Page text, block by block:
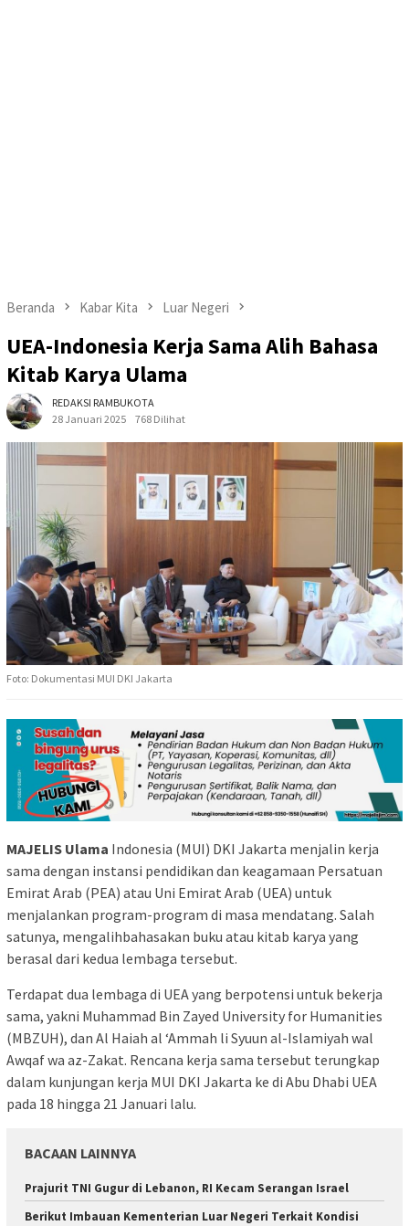
Beranda Kabar Kita Luar Negeri
UEA-Indonesia Kerja Sama Alih Bahasa
Kitab Karya Ulama
REDAKSI RAMBUKOTA
28 Januari 2025
768 Dilihat
Foto: Dokumentasi MUI DKI Jakarta
MAJELIS Ulama Indonesia (MUI) DKI Jakarta menjalin kerja
sama dengan instansi pendidikan dan keagamaan Persatuan
Emirat Arab (PEA) atau Uni Emirat Arab (UEA) untuk
menjalankan program-program di masa mendatang. Salah
satunya, mengalihbahasakan buku atau kitab karya yang
berasal dari kedua lembaga tersebut.
Terdapat dua lembaga di UEA yang berpotensi untuk bekerja
sama, yakni Muhammad Bin Zayed University for Humanities
(MBZUH), dan Al Haiah al ‘Ammah li Syuun al-Islamiyah wal
Awqaf wa az-Zakat. Rencana kerja sama tersebut terungkap
dalam kunjungan kerja MUI DKI Jakarta ke di Abu Dhabi UEA
pada 18 hingga 21 Januari lalu.
BACAAN LAINNYA
Prajurit TNI Gugur di Lebanon, RI Kecam Serangan Israel
Berikut Imbauan Kementerian Luar Negeri Terkait Kondisi